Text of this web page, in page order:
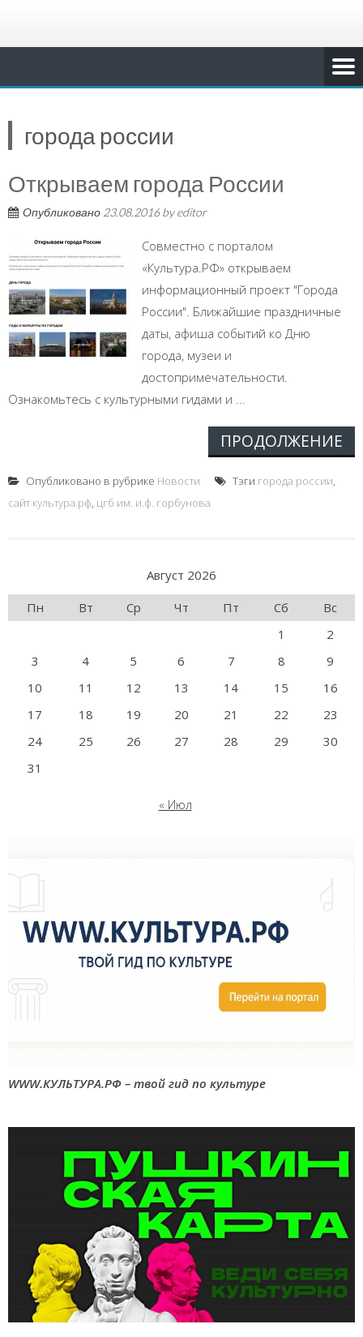
города россии
Открываем города России
Опубликовано 23.08.2016byeditor
Совместно с порталом
«Культура.РФ» открываем
информационный проект "Города
России". Ближайшие праздничные
даты, афиша событий ко Дню
города, музеи и
достопримечательности.
Ознакомьтесь с культурными гидами и ...
ПРОДОЛЖЕНИЕ
Опубликовано в рубрике Новости Тэги города россии,
сайт культура.рф, цгб им. и.ф. горбунова
Август 2026
Пн
Вт Ср Чт Пт Сб
Вс
1
2
3
4 5 6 7 8
9
10
11 12 13 14 15
16
17
18 19 20 21 22
23
24
25 26 27 28 29
30
31
« Июл
WWW.КУЛЬТУРА.РФ – твой гид по культуре